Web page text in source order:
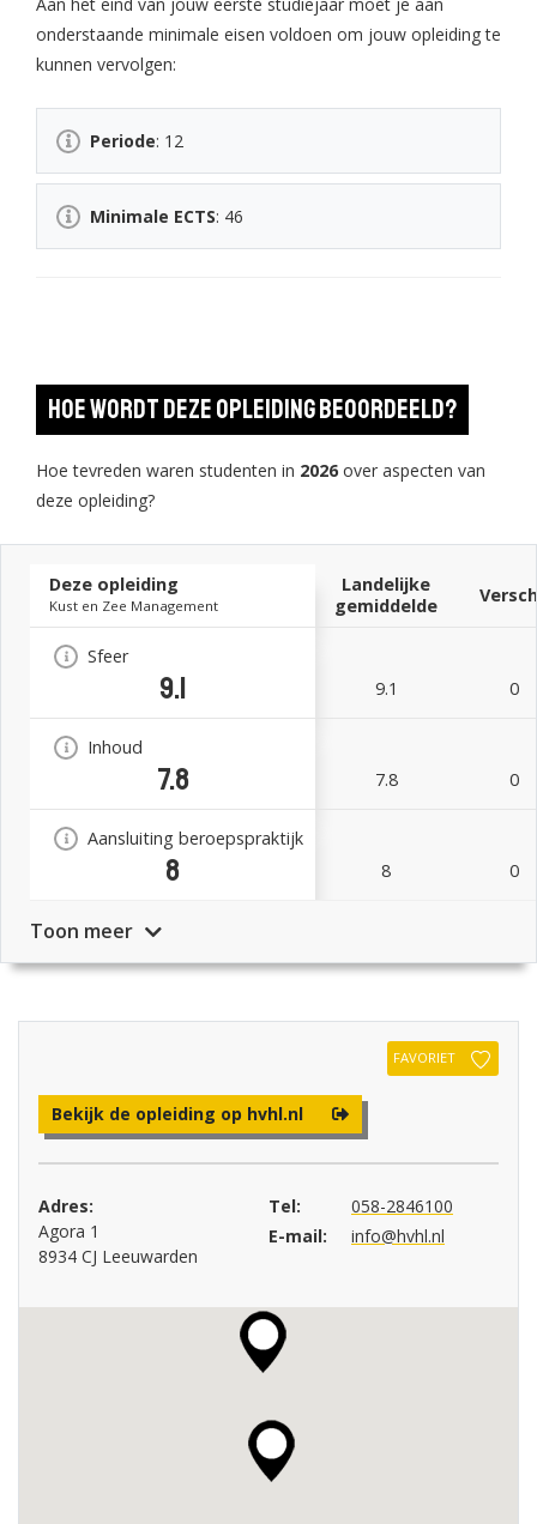
onderstaande minimale eisen voldoen om jouw opleiding te
kunnen vervolgen:
Periode: 12
Minimale ECTS: 46
Hoe wordt deze opleiding beoordeeld?
Hoe tevreden waren studenten in 2026 over aspecten van
deze opleiding?
Deze opleiding
Kust en Zee Management
Landelijke
gemiddelde
Sfeer
9.1 9.1 0
Inhoud
7.8 7.8 0
Aansluiting beroepspraktijk
8 8 0
Toon meer
FAVORIET
Bekijk de opleiding op hvhl.nl
Adres:
Agora 1
8934 CJ Leeuwarden
Tel:
058-2846100
E-mail:
info@hvhl.nl